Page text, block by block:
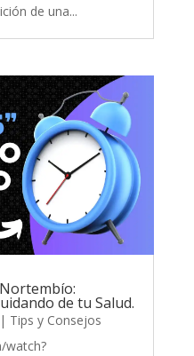
de una...
de tu Salud.
| Tips y Consejos
watch?